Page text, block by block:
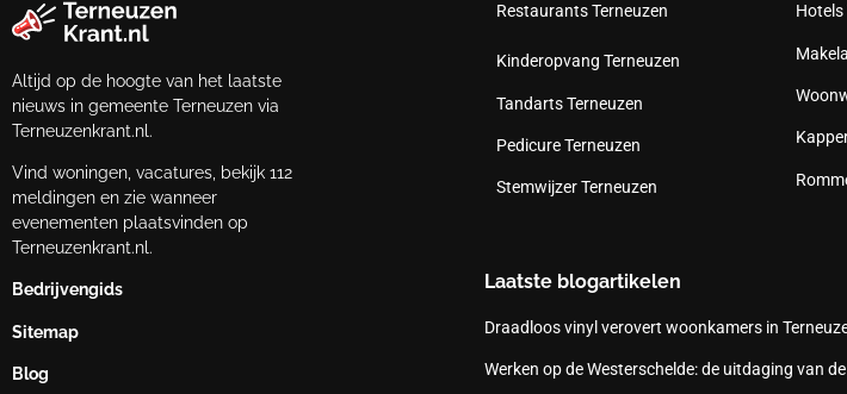
Altijd op de hoogte van het laatste
nieuws in gemeente Terneuzen via
Terneuzenkrant.nl.
Vind woningen, vacatures, bekijk 112
meldingen en zie wanneer
evenementen plaatsvinden op
Terneuzenkrant.nl.
Bedrijvengids
Sitemap
Blog
Restaurants Terneuzen
Kinderopvang Terneuzen
Tandarts Terneuzen
Pedicure Terneuzen
Stemwijzer Terneuzen
Hotels
Laatste blogartikelen
Draadloos vinyl verovert woonkamers in
Werken op de Westerschelde: de uitdaging van